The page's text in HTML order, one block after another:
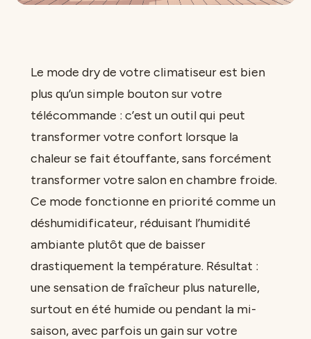
Le mode dry de votre climatiseur est bien
plus qu’un simple bouton sur votre
télécommande : c’est un outil qui peut
transformer votre confort lorsque la
chaleur se fait étouffante, sans forcément
transformer votre salon en chambre froide.
Ce mode fonctionne en priorité comme un
déshumidificateur, réduisant l’humidité
ambiante plutôt que de baisser
drastiquement la température. Résultat :
une sensation de fraîcheur plus naturelle,
surtout en été humide ou pendant la mi-
saison, avec parfois un gain sur votre